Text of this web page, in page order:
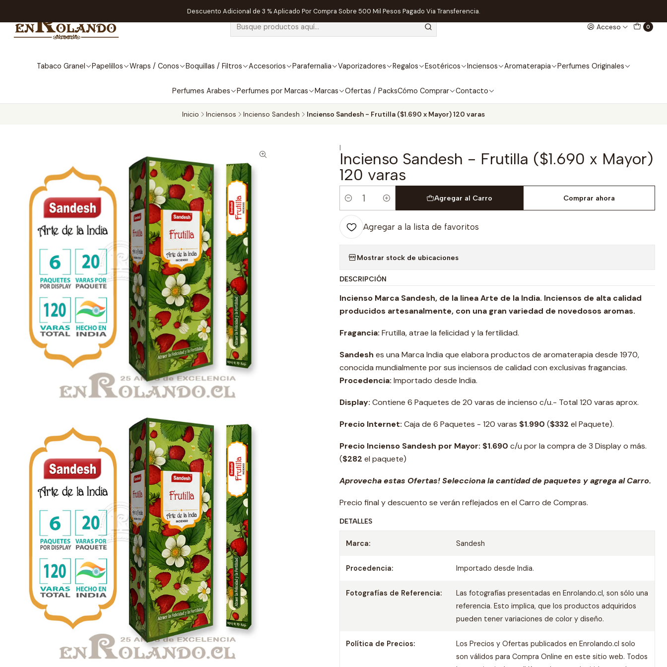
Acceso 0
Tabaco Granel Papelillos Wraps / Conos Boquillas / Filtros Accesorios Parafernalia Vaporizadores Regalos Esotéricos Inciensos Aromaterapia Perfumes Originales
Perfumes Arabes Perfumes por Marcas Marcas Ofertas / PacksCómo Comprar Contacto
Descuento Adicional de 3 % Aplicado Por Compra Sobre 500 Mil Pesos Pagado Via Transferencia.
Inicio Inciensos Incienso Sandesh Incienso Sandesh - Frutilla ($1.690 x Mayor) 120 varas
|
Incienso Sandesh - Frutilla ($1.690 x Mayor)
120 varas
Cantidad
Agregar al Carro Comprar ahora
Agregar a la lista de favoritos
Mostrar stock de ubicaciones
DESCRIPCIÓN
Incienso Marca Sandesh, de la linea Arte de la India. Inciensos de alta calidad
producidos artesanalmente, con una gran variedad de novedosos aromas.
Fragancia: Frutilla, atrae la felicidad y la fertilidad.
Sandesh es una Marca India que elabora productos de aromaterapia desde 1970,
conocida mundialmente por sus inciensos de calidad con exclusivas fragancias.
Procedencia: Importado desde India.
Display: Contiene 6 Paquetes de 20 varas de incienso c/u.- Total 120 varas aprox.
Precio Internet: Caja de 6 Paquetes - 120 varas $1.990 ($332 el Paquete).
Precio Incienso Sandesh por Mayor: $1.690 c/u por la compra de 3 Display o más.
($282 el paquete)
Aprovecha estas Ofertas! Selecciona la cantidad de paquetes y agrega al Carro.
Precio final y descuento se verán reflejados en el Carro de Compras.
DETALLES
Marca: Sandesh
Procedencia: Importado desde India.
Fotografías de Referencia:
Las fotografías presentadas en Enrolando.cl, son sólo una
referencia. Esto implica, que los productos adquiridos
pueden tener variaciones de color y diseño.
Política de Precios:
Los Precios y Ofertas publicados en Enrolando.cl solo
son válidos para Compra Online en este sitio web. Todos